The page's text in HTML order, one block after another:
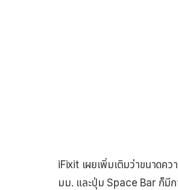
iFixit เผยเพิ่มเติมว่าขนาดค
มม. และปุ่ม Space Bar ก็มี